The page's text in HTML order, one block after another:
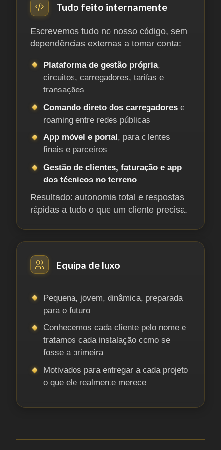
Tudo feito internamente
Escrevemos tudo no nosso código, sem
dependências externas a tomar conta:
Plataforma de gestão própria,
circuitos, carregadores, tarifas e
transações
Comando direto dos carregadores e
roaming entre redes públicas
App móvel e portal , para clientes
finais e parceiros
Gestão de clientes, faturação e app
dos técnicos no terreno
Resultado: autonomia total e respostas
rápidas a tudo o que um cliente precisa.
Equipa de luxo
Pequena, jovem, dinâmica, preparada
para o futuro
Conhecemos cada cliente pelo nome e
tratamos cada instalação como se
fosse a primeira
Motivados para entregar a cada projeto
o que ele realmente merece